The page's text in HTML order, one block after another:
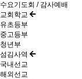
수요기도회 / 감사예배
교회학교
유초등부
중고등부
청년부
섬김사역
국내선교
해외선교